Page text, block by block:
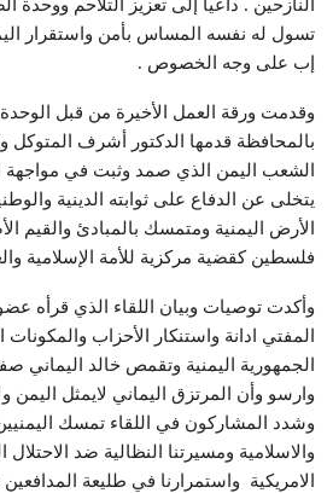
النازحين . داعيا إلى تعزيز التلاحم
تسول له نفسه المساس بأمن واستقرار
إب على وجه الخصوص .
وقدمت ورقة العمل الأخيرة من قبل الوحدة
بالمحافظة قدمها الدكتور أشرف المتوكل
الشعب اليمن الذي صمد وثبت في مواجهة
يتخلى عن الدفاع على ثوابته الدينية
الأرض اليمنية ومتمسك بالمبادئ والقيم
فلسطين كقضية مركزية للأمة الإسلامية
وأكدت توصيات وبيان اللقاء الذي قرأه
المفتي ادانة واستنكار الأحزاب
الجمهورية اليمنية وتقمص خالد اليماني
وارسو وأن المرتزق اليماني لايمثل اليمن
وشدد المشاركون في اللقاء تمسك اليمنيين
والاسلامية ومسيرتنا النظالية ضد الاحتلال
الامريكية واستمرارنا في طليعة المدافعين